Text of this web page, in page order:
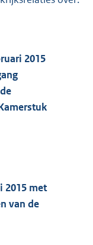
2015
2015 met
van de